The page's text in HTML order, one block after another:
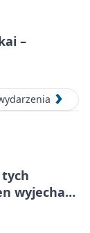
–
tych
wyjechać